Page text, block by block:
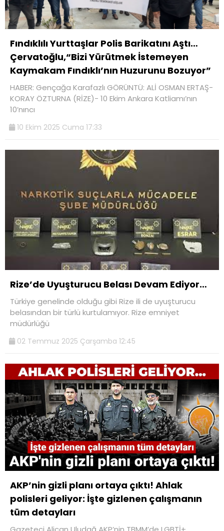
Fındıklılı Yurttaşlar Polis Barikatını Aştı…
Çervatoğlu,“Bizi Yürütmek İstemeyen
Kaymakam Fındıklı’nın Huzurunu Bozuyor”
HABER: Gençağa Karafazlı GÖRÜNTÜ: ALİ OSMAN ERTAŞ-
KORAY ÖZTURNA (RİZE)- 10 Ekim Ankara Katliamı’nın
10’nıncı
10 Ekim 2025 Cuma 17:33
Rize’de Uyuşturucu Belası Devam Ediyor…
Türkiye genelinde olduğu gibi Rize ili de uyuşturucu
belasından bir türlü kurtulamıyor. Rize emniyet
müdürlüğü
02 Temmuz 2025 Çarşamba 12:45
AKP’nin gizli planı ortaya çıktı! Ahlak
polisleri geliyor: İşte gizlenen çalışmanın
tüm detayları